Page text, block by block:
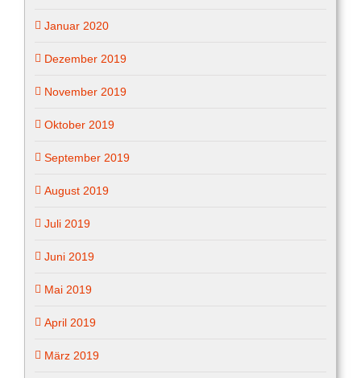
Januar 2020
Dezember 2019
November 2019
Oktober 2019
September 2019
August 2019
Juli 2019
Juni 2019
Mai 2019
April 2019
März 2019